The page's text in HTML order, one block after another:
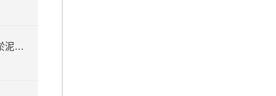
缺氧池潜水搅拌机防止污水淤泥絮凝堆积方法